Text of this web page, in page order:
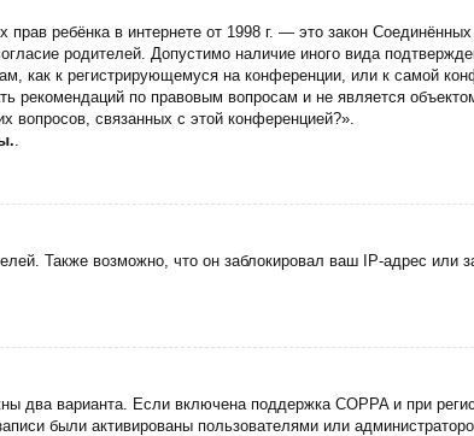
ребёнка в интернете от 1998 г. — это закон
родителей. Допустимо наличие иного вида
как к регистрирующемуся на конференции, или к самой
рекомендаций по правовым вопросам и не является
вопросов, связанных с этой конференцией?».
Также возможно, что он заблокировал ваш IP-адрес или
два варианта. Если включена поддержка COPPA и при
были активированы пользователями или